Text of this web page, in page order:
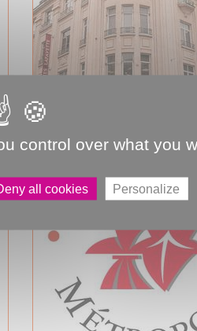
control over what you
all cookies Personalize